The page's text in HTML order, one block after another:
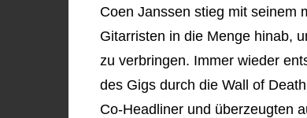
Coen Janssen stieg mit seinem
Gitarristen in die Menge hinab,
zu verbringen. Immer wieder
des Gigs durch die Wall of
Co-Headliner und überzeugten